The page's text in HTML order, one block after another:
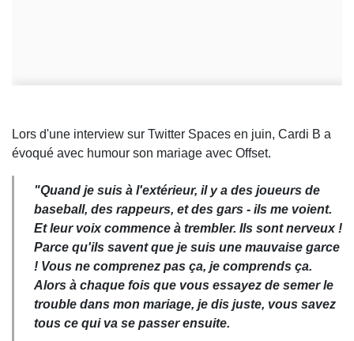
Lors d'une interview sur Twitter Spaces en juin, Cardi B a
évoqué avec humour son mariage avec Offset.
"Quand je suis à l'extérieur, il y a des joueurs de
baseball, des rappeurs, et des gars - ils me voient.
Et leur voix commence à trembler. Ils sont nerveux !
Parce qu'ils savent que je suis une mauvaise garce
! Vous ne comprenez pas ça, je comprends ça.
Alors à chaque fois que vous essayez de semer le
trouble dans mon mariage, je dis juste, vous savez
tous ce qui va se passer ensuite.